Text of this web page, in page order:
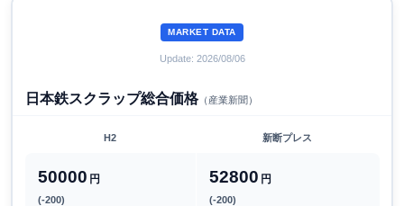
MARKET DATA
Update: 2026/08/06
日本鉄スクラップ総合価格（産業新聞）
H2 新断プレス
50000 円
(-200)
52800 円
(-200)